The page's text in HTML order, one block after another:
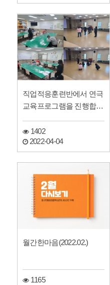
직업적응훈련반에서 연극
교육프로그램을 진행합니
1402
2022-04-04
월간한마음(2022.02.)
1165